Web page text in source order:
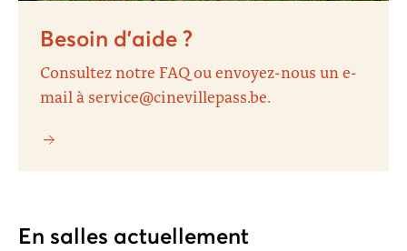
Besoin d’aide ?
Consultez notre FAQ ou envoyez-nous un e-
mail à service@cinevillepass.be.
En salles actuellement